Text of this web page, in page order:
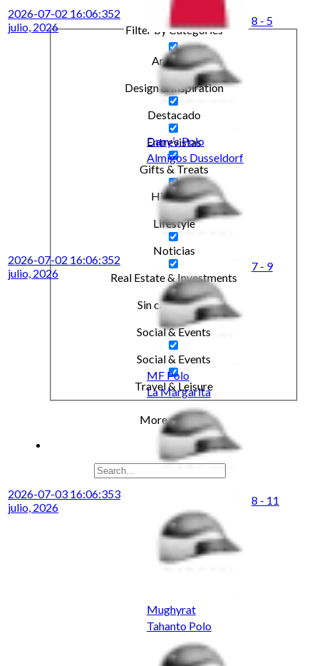
Filter by Categories
Artículos
Design & Inspiration
Destacado
Entrevistas
Gifts & Treats
Highlight
Lifestyle
Noticias
Real Estate & Investments
Sin categorizar
Social & Events
Social & Events
Travel & Leisure
More results...
2026-07-02 16:06:352
julio, 2026
Dany’s Polo
8 - 5
2026-07-02 16:06:352
julio, 2026
Almigos Dusseldorf
MF Polo
7 - 9
2026-07-03 16:06:353
julio, 2026
La Margarita
Mughyrat
8 - 11
Tahanto Polo